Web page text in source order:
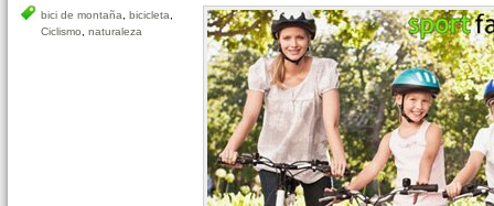
bici de montaña bicicleta
Ciclismo
naturaleza